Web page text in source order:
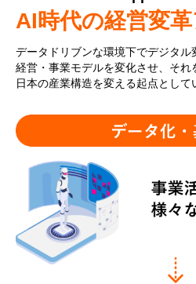
AI時代の経営変
データドリブンな環境下でデジタ
経営・事業モデルを変化させ、それ
日本の産業構造を変える起点として